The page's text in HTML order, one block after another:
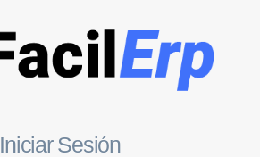
Iniciar Sesión